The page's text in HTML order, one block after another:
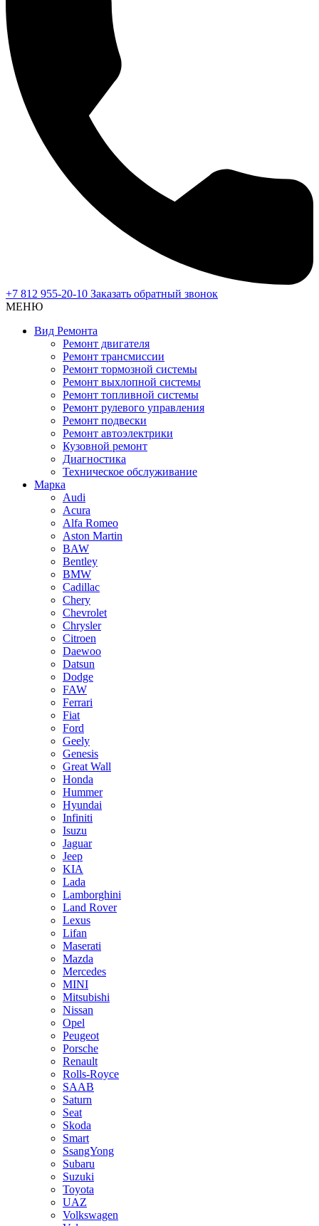
+7 812 955-20-10 Заказать обратный звонок
МЕНЮ
Вид Ремонта
Ремонт двигателя
Ремонт трансмиссии
Ремонт тормозной системы
Ремонт выхлопной системы
Ремонт топливной системы
Ремонт рулевого управления
Ремонт подвески
Ремонт автоэлектрики
Кузовной ремонт
Диагностика
Техническое обслуживание
Марка
Audi
Acura
Alfa Romeo
Aston Martin
BAW
Bentley
BMW
Cadillac
Chery
Chevrolet
Chrysler
Citroen
Daewoo
Datsun
Dodge
FAW
Ferrari
Fiat
Ford
Geely
Genesis
Great Wall
Honda
Hummer
Hyundai
Infiniti
Isuzu
Jaguar
Jeep
KIA
Lada
Lamborghini
Land Rover
Lexus
Lifan
Maserati
Mazda
Mercedes
MINI
Mitsubishi
Nissan
Opel
Peugeot
Porsche
Renault
Rolls-Royce
SAAB
Saturn
Seat
Skoda
Smart
SsangYong
Subaru
Suzuki
Toyota
UAZ
Volkswagen